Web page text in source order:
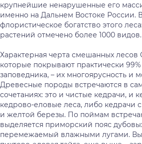
крупнейшие ненарушенные его
именно на Дальнем Востоке России.
флористическое богатство этого
растений отмечено более 1000 видов.
Характерная черта смешанных лесов
которые покрывают практически
заповедника, – их многоярусность и
Древесные породы встречаются в
сочетаниях: это и чистые кедрачи, и
кедрово-еловые леса, либо кедрачи
и желтой березы. По поймам
выделяется приморский пояс
перемежаемый влажными лугами.